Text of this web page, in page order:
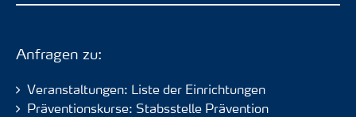
Anfragen zu:
Veranstaltungen: Liste der Einrichtungen
Präventionskurse: Stabsstelle Prävention